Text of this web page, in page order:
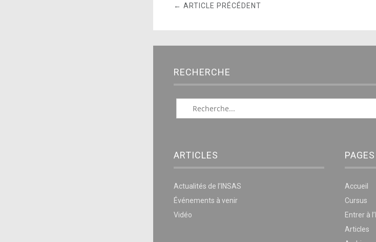
← ARTICLE PRÉCÉDENT
RECHERCHE
ARTICLES
Actualités de l’INSAS
Événements à venir
Vidéo
PAGES
Accueil
Cursus
Entrer à
Articles